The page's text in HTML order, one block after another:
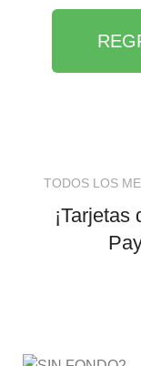
TODOS LOS